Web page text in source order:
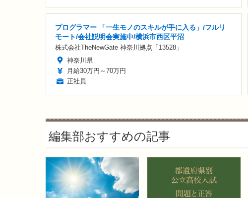
プログラマー 「一生モノのスキルが手に入る」/フルリ
モート/会社説明会実施中/横浜市西区平沼
株式会社TheNewGate 神奈川拠点「13528」
神奈川県
月給30万円～70万円
正社員
編集部おすすめの記事